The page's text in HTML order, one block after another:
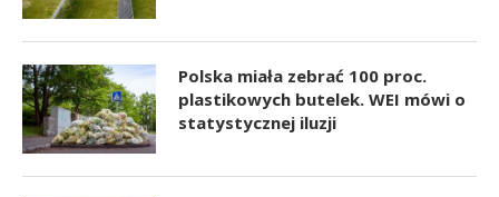
Polska miała zebrać 100 proc.
plastikowych butelek. WEI mówi o
statystycznej iluzji